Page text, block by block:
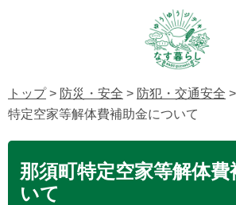
トップ> 防災・安全 > 防犯・交通安全 >
特定空家等解体費補助金について
那須町特定空家等解体費
いて